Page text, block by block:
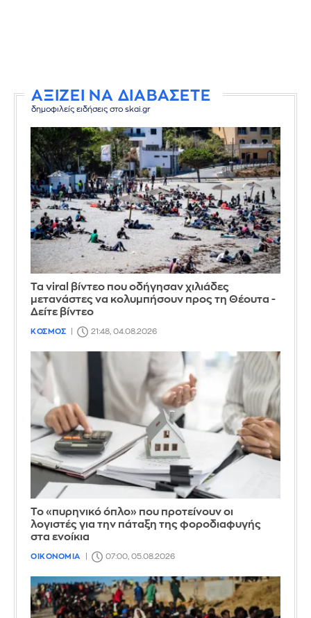
ΑΞΙΖΕΙ ΝΑ ΔΙΑΒΑΣΕΤΕ
δημοφιλείς ειδήσεις στο skai.gr
Τα viral βίντεο που οδήγησαν χιλιάδες
μετανάστες να κολυμπήσουν προς τη Θέουτα -
Δείτε βίντεο
ΚΟΣΜΟΣ 21:48, 04.08.2026
Το «πυρηνικό όπλο» που προτείνουν οι
λογιστές για την πάταξη της φοροδιαφυγής
στα ενοίκια
ΟΙΚΟΝΟΜΙΑ 07:00, 05.08.2026